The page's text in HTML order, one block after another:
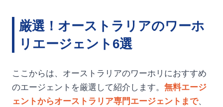
厳選！オーストラリアのワーホ
リエージェント6選
ここからは、オーストラリアのワーホリにおすすめ
のエージェントを厳選して紹介します。 無料エージ
ェントからオーストラリア専門エージェントまで、